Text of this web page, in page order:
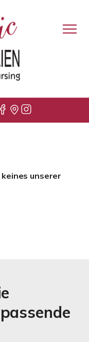
unserer